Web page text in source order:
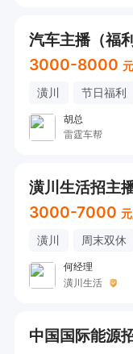
汽车主播（福
3000-8000
潢川 节日福利
胡总
雷霆车帮
潢川生活招主
3000-7000
潢川 周末双休
何经理
潢川生活
中国国际能源